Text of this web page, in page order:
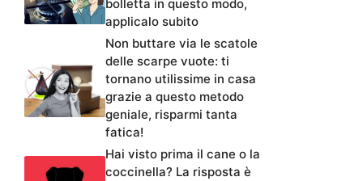
bolletta in questo modo,
applicalo subito
Non buttare via le scatole
delle scarpe vuote: ti
tornano utilissime in casa
grazie a questo metodo
geniale, risparmi tanta
fatica!
Hai visto prima il cane o la
coccinella? La risposta è